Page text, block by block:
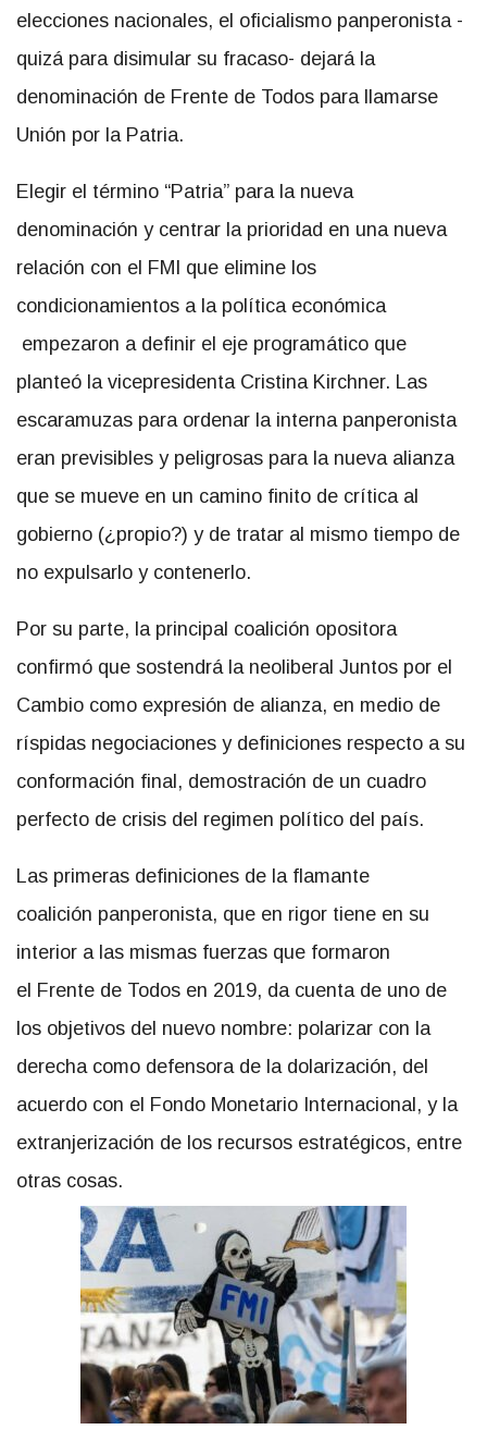
elecciones nacionales, el oficialismo panperonista -
quizá para disimular su fracaso- dejará la
denominación de Frente de Todos para llamarse
Unión por la Patria.
Elegir el término “Patria” para la nueva
denominación y centrar la prioridad en una nueva
relación con el FMI que elimine los
condicionamientos a la política económica
empezaron a definir el eje programático que
planteó la vicepresidenta Cristina Kirchner. Las
escaramuzas para ordenar la interna panperonista
eran previsibles y peligrosas para la nueva alianza
que se mueve en un camino finito de crítica al
gobierno (¿propio?) y de tratar al mismo tiempo de
no expulsarlo y contenerlo.
Por su parte, la principal coalición opositora
confirmó que sostendrá la neoliberal Juntos por el
Cambio como expresión de alianza, en medio de
ríspidas negociaciones y definiciones respecto a su
conformación final, demostración de un cuadro
perfecto de crisis del regimen político del país.
Las primeras definiciones de la flamante
coalición panperonista, que en rigor tiene en su
interior a las mismas fuerzas que formaron
el Frente de Todos en 2019, da cuenta de uno de
los objetivos del nuevo nombre: polarizar con la
derecha como defensora de la dolarización, del
acuerdo con el Fondo Monetario Internacional, y la
extranjerización de los recursos estratégicos, entre
otras cosas.